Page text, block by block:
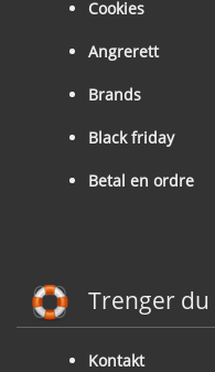
Cookies
Angrerett
Brands
Black friday
Betal en ordre
Trenger du
Kontakt